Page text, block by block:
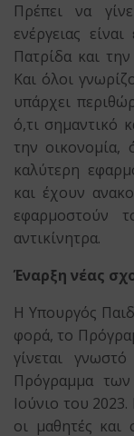
Πρέπει να
ενέργειας
Πατρίδα και
Και όλοι
υπάρχει
ό,τι σημαντικό
την οικονομία,
καλύτερη
και έχουν
εφαρμοστούν
αντικίνητρα.
Έναρξη νέας
Η Υπουργός
φορά, το
γίνεται
Πρόγραμμα
Ιούνιο του
οι μαθητές και